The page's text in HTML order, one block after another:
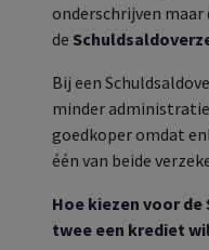
onderschrijven maar
de
Bij een
minder
goedkoper omdat
één van beide
Hoe kiezen voor de
twee een krediet